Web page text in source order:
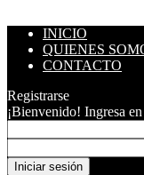
INICIO
QUIENES
CONTACTO
Registrarse
¡Bienvenido! Ingresa